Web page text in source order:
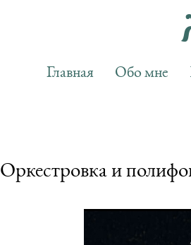
Главная Обо мне
Главная Обо мне
Оркестровка и